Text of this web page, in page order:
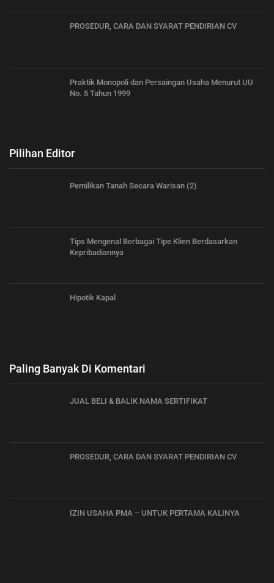
PROSEDUR, CARA DAN SYARAT PENDIRIAN CV
Praktik Monopoli dan Persaingan Usaha Menurut UU
No. 5 Tahun 1999
Pilihan Editor
Pemilikan Tanah Secara Warisan (2)
Tips Mengenal Berbagai Tipe Klien Berdasarkan
Kepribadiannya
Hipotik Kapal
Paling Banyak Di Komentari
JUAL BELI & BALIK NAMA SERTIFIKAT
PROSEDUR, CARA DAN SYARAT PENDIRIAN CV
IZIN USAHA PMA – UNTUK PERTAMA KALINYA